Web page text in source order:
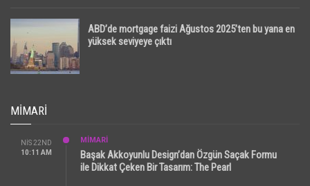
ABD’de mortgage faizi Ağustos 2025’ten bu yana en
yüksek seviyeye çıktı
MIMARI
NIS 22ND
10:11 AM
MİMARİ
Başak Akkoyunlu Design’dan Özgün Saçak Formu
ile Dikkat Çeken Bir Tasarım: The Pearl